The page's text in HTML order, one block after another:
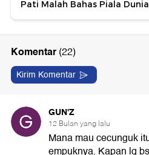
Pati Malah Bahas Piala Dunia